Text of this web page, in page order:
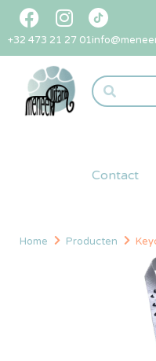
+32 473 21 27 01
Contact
Home Producten